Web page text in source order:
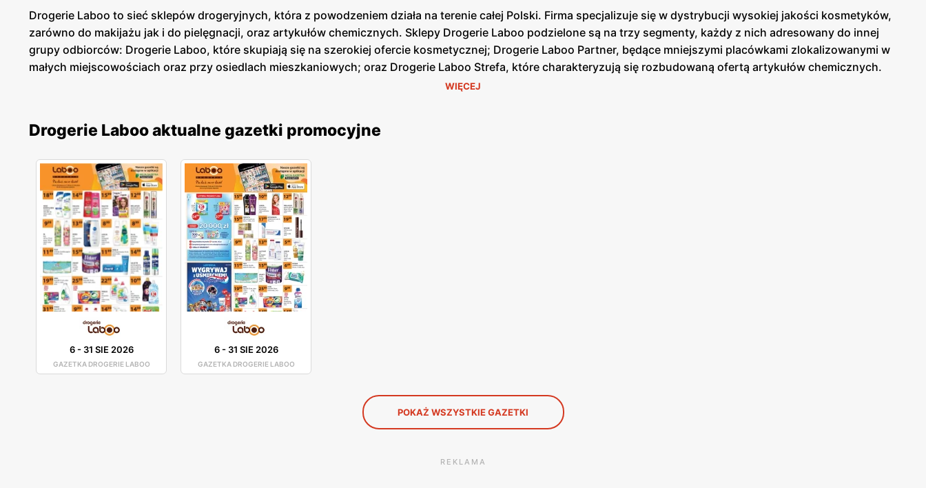
Drogerie Laboo to sieć sklepów drogeryjnych, która z powodzeniem działa na terenie całej Polski. Firma specjalizuje się w dystrybucji wysokiej jakości kosmetyków,
zarówno do makijażu jak i do pielęgnacji, oraz artykułów chemicznych. Sklepy Drogerie Laboo podzielone są na trzy segmenty, każdy z nich adresowany do innej
grupy odbiorców: Drogerie Laboo, które skupiają się na szerokiej ofercie kosmetycznej; Drogerie Laboo Partner, będące mniejszymi placówkami zlokalizowanymi w
małych miejscowościach oraz przy osiedlach mieszkaniowych; oraz Drogerie Laboo Strefa, które charakteryzują się rozbudowaną ofertą artykułów chemicznych.
WIĘCEJ
Drogerie Laboo aktualne gazetki promocyjne
6- 31 SIE 2026
GAZETKA DROGERIE LABOO
6- 31 SIE 2026
GAZETKA DROGERIE LABOO
POKAŻ WSZYSTKIE GAZETKI
REKLAMA